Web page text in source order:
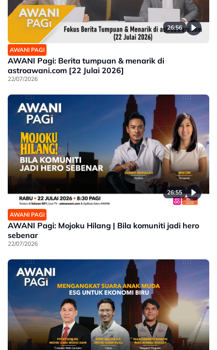
26:56
AWANI PAGI
AWANI Pagi: Berita tumpuan & menarik di
astroawani.com [22 Julai 2026]
22/07/2026
26:55
AWANI PAGI
AWANI Pagi: Mojoku Hilang | Bila komuniti jadi hero
sebenar
22/07/2026